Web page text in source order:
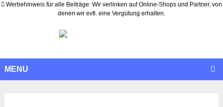
Werbehinweis für alle Beiträge: Wir verlinken auf Online-Shops und Partner, von
denen wir evtl. eine Vergütung erhalten.
MENU